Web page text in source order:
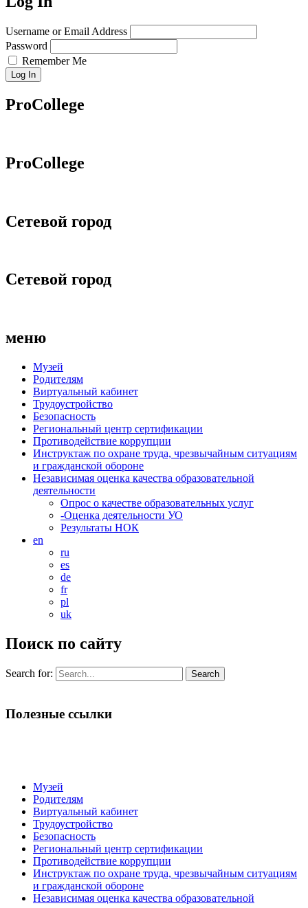
Username or Email Address
Password
Remember Me
Log In
ProCollege
ProCollege
Сетевой город
Сетевой город
меню
Музей
Родителям
Виртуальный кабинет
Трудоустройство
Безопасность
Региональный центр сертификации
Противодействие коррупции
Инструктаж по охране труда, чрезвычайным ситуациям
и гражданской обороне
Независимая оценка качества образовательной
деятельности
Опрос о качестве образовательных услуг
-Оценка деятельности УО
Результаты НОК
en
ru
es
de
fr
pl
uk
Поиск по сайту
Search for:
Полезные ссылки
Музей
Родителям
Виртуальный кабинет
Трудоустройство
Безопасность
Региональный центр сертификации
Противодействие коррупции
Инструктаж по охране труда, чрезвычайным ситуациям
и гражданской обороне
Независимая оценка качества образовательной